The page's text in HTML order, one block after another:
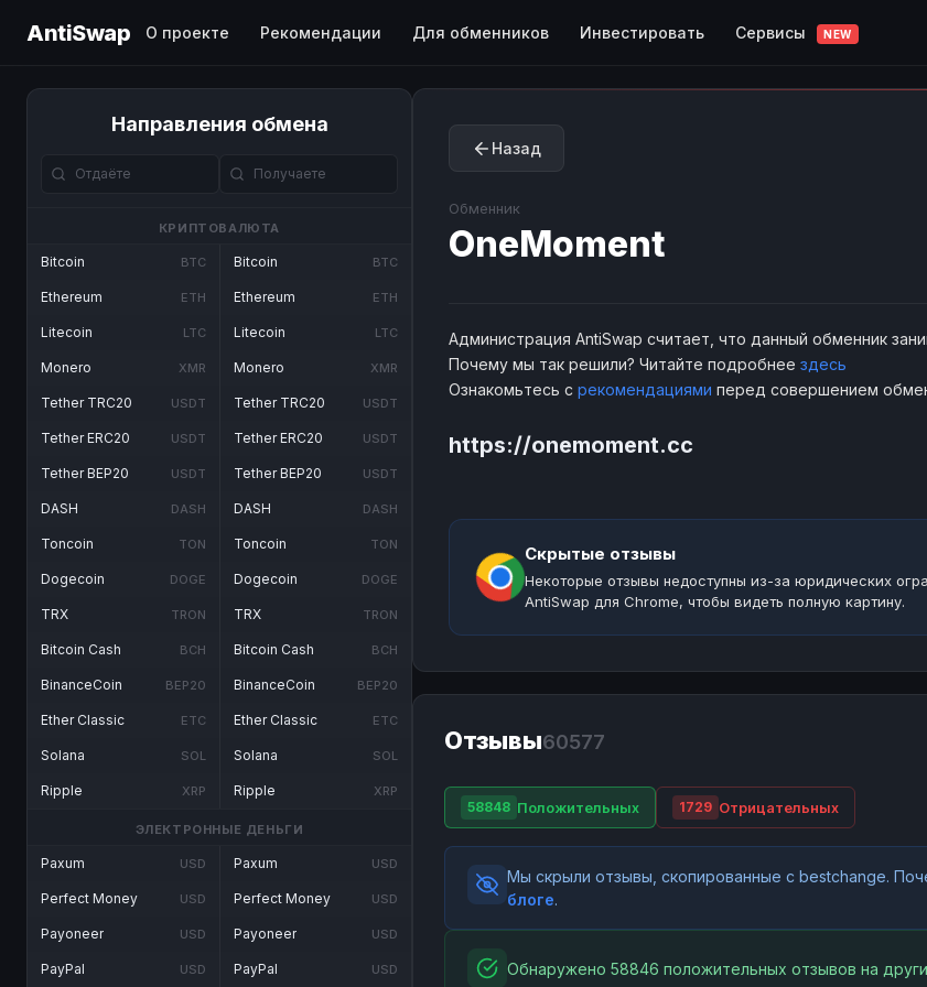
AntiSwap О проекте Рекомендации Для обменников Инвестировать Сервисы NEW
Направления обмена
КРИПТОВАЛЮТА
Bitcoin BTC
Ethereum ETH
Litecoin LTC
Monero XMR
Tether TRC20 USDT
Tether ERC20 USDT
Tether BEP20 USDT
DASH DASH
Toncoin TON
Dogecoin DOGE
TRX TRON
Bitcoin Cash BCH
BinanceCoin BEP20
Ether Classic ETC
Solana SOL
Ripple XRP
Bitcoin BTC
Ethereum ETH
Litecoin LTC
Monero XMR
Tether TRC20 USDT
Tether ERC20 USDT
Tether BEP20 USDT
DASH DASH
Toncoin TON
Dogecoin DOGE
TRX TRON
Bitcoin Cash BCH
BinanceCoin BEP20
Ether Classic ETC
Solana SOL
Ripple XRP
ЭЛЕКТРОННЫЕ ДЕНЬГИ
Paxum USD
Perfect Money USD
Payoneer USD
PayPal USD
Paxum USD
Perfect Money USD
Payoneer USD
PayPal USD
Назад
Обменник
OneMoment
Администрация AntiSwap считает, что данный обменник
Почему мы так решили? Читайте подробнее здесь
Ознакомьтесь с рекомендациями перед совершением
https://onemoment.cc
Скрытые отзывы
Некоторые отзывы недоступны из-за юридических
AntiSwap для Chrome, чтобы видеть полную картину.
Отзывы60577
58848 Положительных 1729 Отрицательных
Мы скрыли отзывы, скопированные с bestchange.
блоге.
Обнаружено 58846 положительных отзывов на